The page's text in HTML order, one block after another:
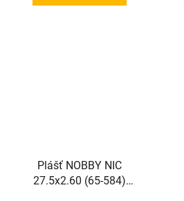
Plášť NOBBY NIC
27.5x2.60 (65-584)